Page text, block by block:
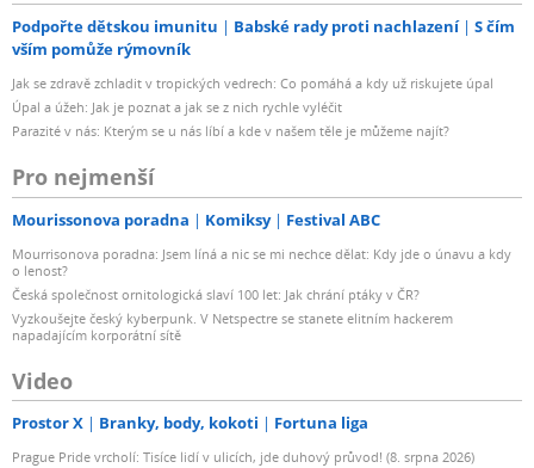
Podpořte dětskou imunitu Babské rady proti nachlazení
S čím
vším pomůže rýmovník
Jak se zdravě zchladit v tropických vedrech: Co pomáhá a kdy už riskujete úpal
Úpal a úžeh: Jak je poznat a jak se z nich rychle vyléčit
Parazité v nás: Kterým se u nás líbí a kde v našem těle je můžeme najít?
Pro nejmenší
Mourissonova poradna Komiksy Festival ABC
Mourrisonova poradna: Jsem líná a nic se mi nechce dělat: Kdy jde o únavu a kdy
o lenost?
Česká společnost ornitologická slaví 100 let: Jak chrání ptáky v ČR?
Vyzkoušejte český kyberpunk. V Netspectre se stanete elitním hackerem
napadajícím korporátní sítě
Video
Prostor X Branky, body, kokoti Fortuna liga
Prague Pride vrcholí: Tisíce lidí v ulicích, jde duhový průvod! (8. srpna 2026)